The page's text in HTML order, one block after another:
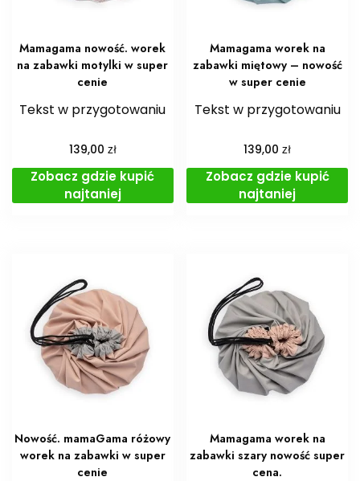
Mamagama nowość. worek
na zabawki motylki w super
cenie
Tekst w przygotowaniu
139,00 zł
Zobacz gdzie kupić
najtaniej
Mamagama worek na
zabawki miętowy – nowość
w super cenie
Tekst w przygotowaniu
139,00zł
Zobacz gdzie kupić
najtaniej
Nowość. mamaGama różowy
worek na zabawki w super
cenie
Mamagama worek na
zabawki szary nowość super
cena.